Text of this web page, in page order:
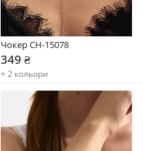
Чокер CH-15078
349 ₴
+ 2 кольори